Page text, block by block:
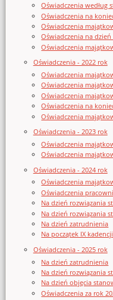
Oświadczenia według
Oświadczenia na
Oświadczenia
Oświadczenia na
Oświadczenia
Oświadczenia - 2022 rok
Oświadczenia
Oświadczenia
Oświadczenia
Oświadczenia na
Oświadczenia
Oświadczenia - 2023 rok
Oświadczenia
Oświadczenia
Oświadczenia - 2024 rok
Oświadczenia
Oświadczenia
Na dzień rozwiązania
Na dzień rozwiązania
Na dzień zatrudnienia
Na początek IX kadencji
Oświadczenia - 2025 rok
Na dzień zatrudnienia
Na dzień rozwiązania
Na dzień objęcia
Oświadczenia za rok